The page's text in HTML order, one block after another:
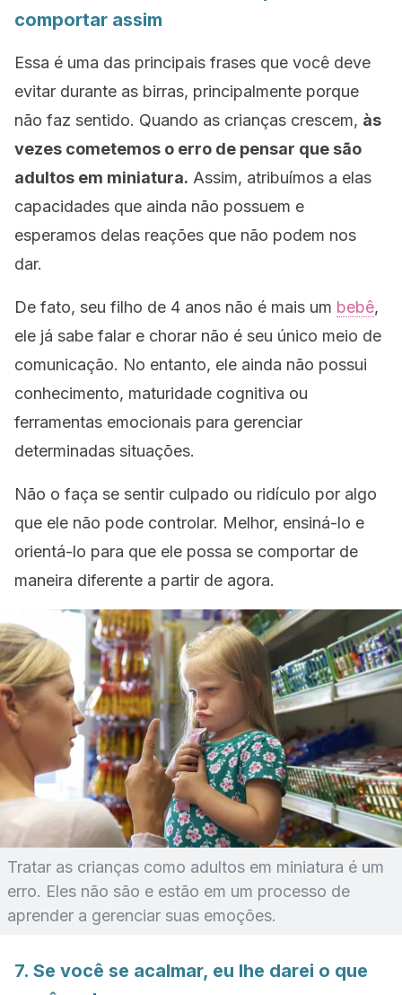
comportar assim
Essa é uma das principais frases que você deve
evitar durante as birras, principalmente porque
não faz sentido. Quando as crianças crescem, às
vezes cometemos o erro de pensar que são
adultos em miniatura. Assim, atribuímos a elas
capacidades que ainda não possuem e
esperamos delas reações que não podem nos
dar.
De fato, seu filho de 4 anos não é mais um bebê,
ele já sabe falar e chorar não é seu único meio de
comunicação. No entanto, ele ainda não possui
conhecimento, maturidade cognitiva ou
ferramentas emocionais para gerenciar
determinadas situações.
Não o faça se sentir culpado ou ridículo por algo
que ele não pode controlar. Melhor, ensiná-lo e
orientá-lo para que ele possa se comportar de
maneira diferente a partir de agora.
Tratar as crianças como adultos em miniatura é um
erro. Eles não são e estão em um processo de
aprender a gerenciar suas emoções.
7. Se você se acalmar, eu lhe darei o que